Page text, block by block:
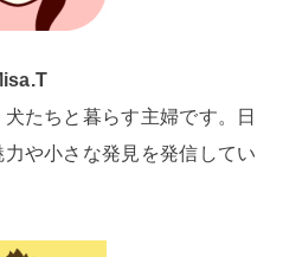
たちと暮らす主婦です。日
や小さな発見を発信してい